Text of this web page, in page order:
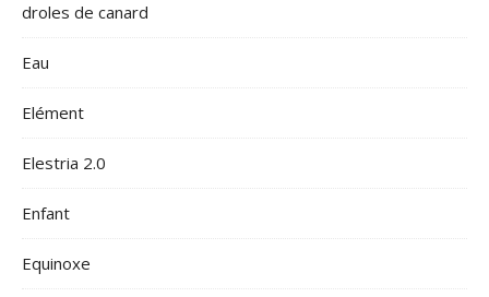
droles de canard
Eau
Elément
Elestria 2.0
Enfant
Equinoxe